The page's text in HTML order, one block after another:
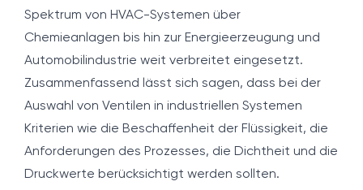
Spektrum von HVAC-Systemen über
Chemieanlagen bis hin zur Energieerzeugung und
Automobilindustrie weit verbreitet eingesetzt.
Zusammenfassend lässt sich sagen, dass bei der
Auswahl von Ventilen in industriellen Systemen
Kriterien wie die Beschaffenheit der Flüssigkeit, die
Anforderungen des Prozesses, die Dichtheit und die
Druckwerte berücksichtigt werden sollten.